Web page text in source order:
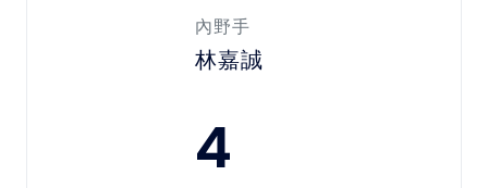
內野手
林嘉誠
4